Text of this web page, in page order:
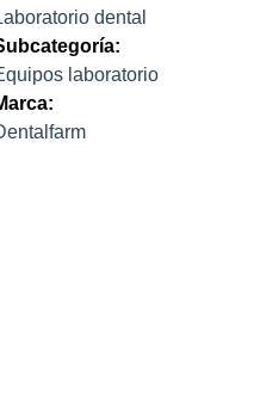
dental
laboratorio